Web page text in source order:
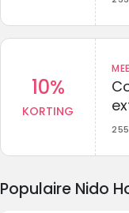
10%
KORTING
Populaire Nido